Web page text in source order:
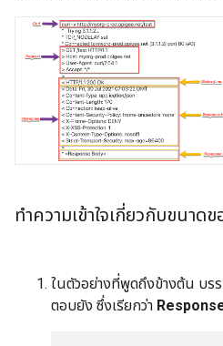
ทำความเข้าใจเกี่ยวกับขนา
ในตัวอย่างที่พูดถึงข้างต้น บร
ตอบยัง ซึ่งเรียกว่า